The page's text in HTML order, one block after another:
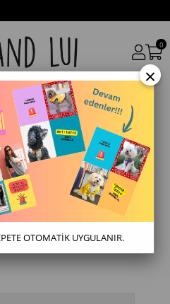
0
İade
×
OTOMATİK UYGULANIR.